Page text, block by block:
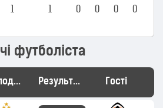
1 1 0 0 0 0
футболіста
Господарі Результат Гості